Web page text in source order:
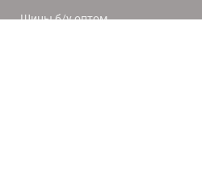
Шины б/у оптом